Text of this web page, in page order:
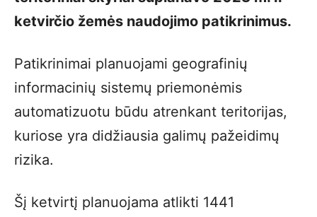
ketvirčio žemės naudojimo patikrinimus.
Patikrinimai planuojami geografinių
informacinių sistemų priemonėmis
automatizuotu būdu atrenkant teritorijas,
kuriose yra didžiausia galimų pažeidimų
rizika.
Šį ketvirtį planuojama atlikti 1441